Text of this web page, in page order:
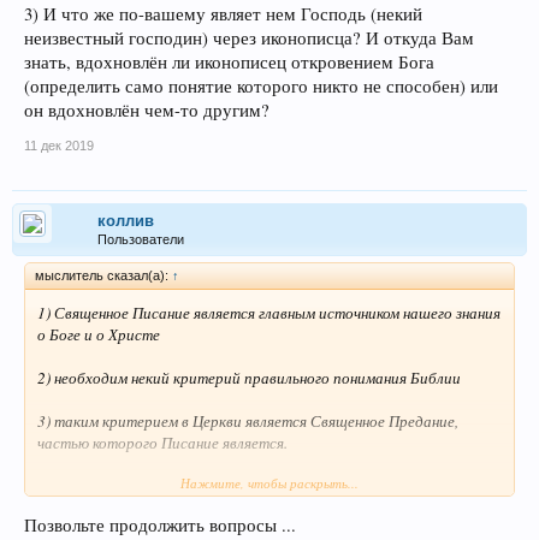
3) И что же по-вашему являет нем Господь (некий
неизвестный господин) через иконописца? И откуда Вам
знать, вдохновлён ли иконописец откровением Бога
(определить само понятие которого никто не способен) или
он вдохновлён чем-то другим?
11 дек 2019
коллив
Пользователи
мыслитель сказал(а): ↑
1) Священное Писание является главным источником нашего знания
о Боге и о Христе
2) необходим некий критерий правильного понимания Библии
3) таким критерием в Церкви является Священное Предание,
частью которого Писание является.
4) Священное Предание не является просто дополнением к
Нажмите, чтобы раскрыть...
Позвольте продолжить вопросы ...